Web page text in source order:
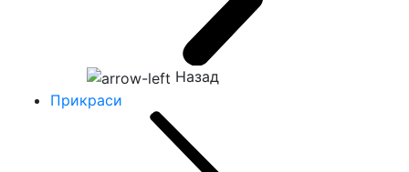
Назад
Прикраси